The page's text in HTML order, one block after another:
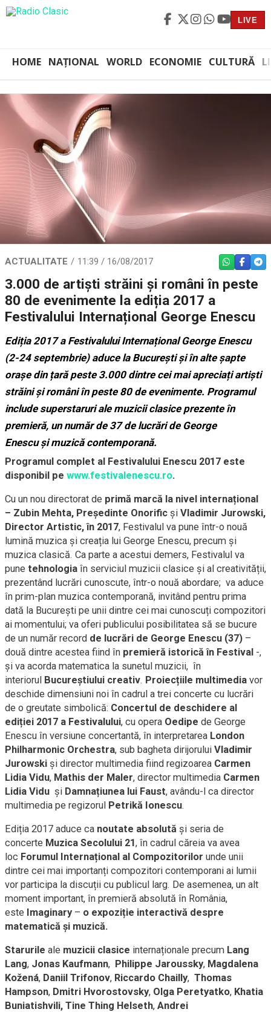
LIVE
HOME NAȚIONAL WORLD ECONOMIE CULTURĂ
ACTUALITATE 11:39 / 16/08/2017 WHATSAPP
3.000 de artiști străini și români în peste
80 de evenimente la ediția 2017 a
Festivalului Internațional George Enescu
Ediția 2017 a Festivalului Internațional George Enescu
(2-24 septembrie)aduce la București și în alte șapte
orașe din țară peste 3.000 dintre cei mai apreciați artiști
străini și români în peste 80 de evenimente. Programul
include superstaruri ale muzicii clasiceprezente în
premieră, un număr de 37 de lucrări de George
Enescu șimuzică contemporană.
Programul complet al Festivalului Enescu 2017 este
disponibil pe www.festivalenescu.ro.
Cu un nou directorat de primă marcă la nivel internațional
– Zubin Mehta, Președinte Onorific și Vladimir Jurowski,
Director Artistic, în 2017, Festivalul va pune într-o nouă
lumină muzica și creația lui George Enescu, precum și
muzica clasică. Ca parte a acestui demers, Festivalul va
pune tehnologia în serviciul muzicii clasice și al creativității,
prezentând lucrări cunoscute, într-o nouă abordare; va aduce
în prim-plan muzica contemporană, invitând pentru prima
dată la București pe unii dintre cei mai cunoscuți compozitori
ai momentului; va oferi publicului posibilitatea să se bucure
de un număr record de lucrări de George Enescu (37) –
două dintre acestea fiind în premieră istorică în Festival -,
și va acorda matematica la sunetul muzicii, în
interiorul Bucureștiului creativ. Proiecțiile multimedia vor
deschide dimensiuni noi în cadrul a trei concerte cu lucrări
de o greutate simbolică: Concertul de deschidere al
ediției 2017 a Festivalului, cu opera Oedipe de George
Enescu în versiune concertantă, în interpretarea London
Philharmonic Orchestra, sub bagheta dirijorului Vladimir
Jurowski și director multimedia fiind regizoarea Carmen
Lidia Vidu, Mathis der Maler, director multimedia Carmen
Lidia Vidu şi Damnațiunea lui Faust, avându-l ca director
multimedia pe regizorul Petrikă Ionescu.
Ediția 2017 aduce ca noutate absolută și seria de
concerte Muzica Secolului 21, în cadrul căreia va avea
loc Forumul Internațional al Compozitorilor unde unii
dintre cei mai importanți compozitori contemporani ai lumii
vor participa la discuții cu publicul larg. De asemenea, un alt
moment important, în premieră absolută în România,
este Imaginary – o expoziție interactivă despre
matematică și muzică.
Starurile ale muzicii clasice internaționale precum Lang
Lang, Jonas Kaufmann, Philippe Jaroussky, Magdalena
Kožená, Daniil Trifonov, Riccardo Chailly, Thomas
Hampson, Dmitri Hvorostovsky, Olga Peretyatko, Khatia
Buniatishvili, Tine Thing Helseth, Andrei